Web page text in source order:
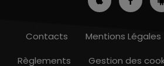
Contacts Mentions Légales
Règlements
Gestion des